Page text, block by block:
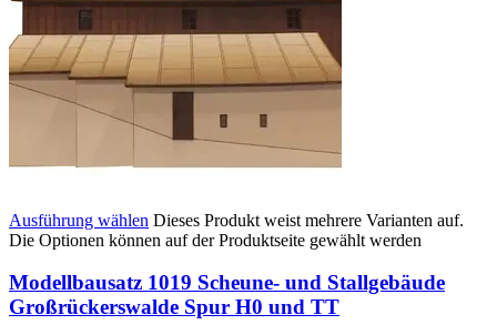
Ausführung wählen Dieses Produkt weist mehrere Varianten auf.
Die Optionen können auf der Produktseite gewählt werden
Modellbausatz 1019 Scheune- und Stallgebäude
Großrückerswalde Spur H0 und TT